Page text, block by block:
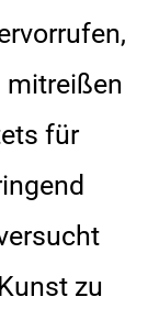
mitreißen
für
zu